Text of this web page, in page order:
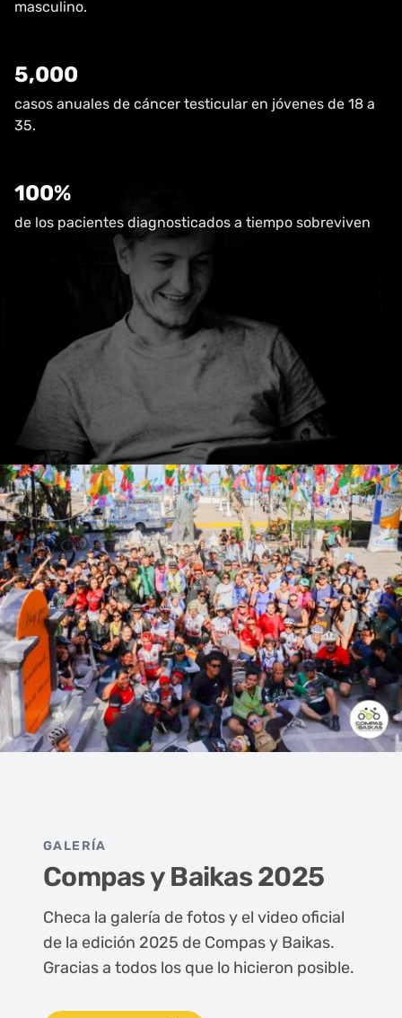
masculino.
5,000
casos anuales de cáncer testicular en jóvenes de 18 a
35.
100%
de los pacientes diagnosticados a tiempo sobreviven
GALERÍA
Compas y Baikas 2025
Checa la galería de fotos y el video oficial
de la edición 2025 de Compas y Baikas.
Gracias a todos los que lo hicieron posible.